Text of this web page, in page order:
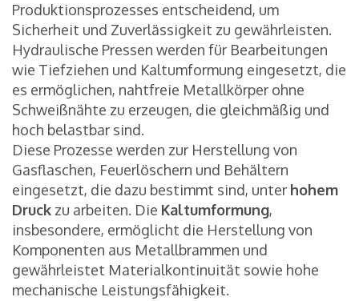
Produktionsprozesses entscheidend, um
Sicherheit und Zuverlässigkeit zu gewährleisten.
Hydraulische Pressen werden für Bearbeitungen
wie Tiefziehen und Kaltumformung eingesetzt, die
es ermöglichen, nahtfreie Metallkörper ohne
Schweißnähte zu erzeugen, die gleichmäßig und
hoch belastbar sind.
Diese Prozesse werden zur Herstellung von
Gasflaschen, Feuerlöschern und Behältern
eingesetzt, die dazu bestimmt sind, unter hohem
Druck zu arbeiten. Die Kaltumformung,
insbesondere, ermöglicht die Herstellung von
Komponenten aus Metallbrammen und
gewährleistet Materialkontinuität sowie hohe
mechanische Leistungsfähigkeit.